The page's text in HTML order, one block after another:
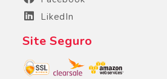
LikedIn
Site Seguro